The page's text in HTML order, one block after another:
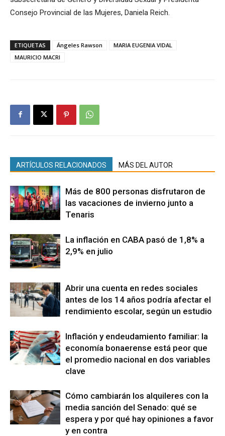
Consejo Provincial de las Mujeres, Daniela Reich.
ETIQUETAS Ángeles Rawson
MARIA EUGENIA VIDAL
MAURICIO MACRI
ARTÍCULOS RELACIONADOS MÁS DEL AUTOR
Más de 800 personas disfrutaron de
las vacaciones de invierno junto a
Tenaris
La inflación en CABA pasó de 1,8% a
2,9% en julio
Abrir una cuenta en redes sociales
antes de los 14 años podría afectar el
rendimiento escolar, según un estudio
Inflación y endeudamiento familiar: la
economía bonaerense está peor que
el promedio nacional en dos variables
clave
Cómo cambiarán los alquileres con la
media sanción del Senado: qué se
espera y por qué hay opiniones a favor
y en contra